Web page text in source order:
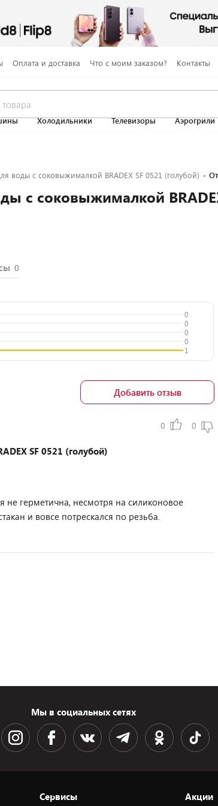
Оплата и доставка Что с моим заказом? Контакты
Холодильники Телевизоры Аэрогрили
воды с соковыжималкой BRADEX SF 0521 (голубой)
с соковыжималкой
0
0
0
0
0
1
Добавить отзыв
0 0
SF 0521 (голубой)
не герметична, несмотря на силиконовое
и вовсе потрескался по резьба.
Мы в социальных сетях
Сервисы Акции